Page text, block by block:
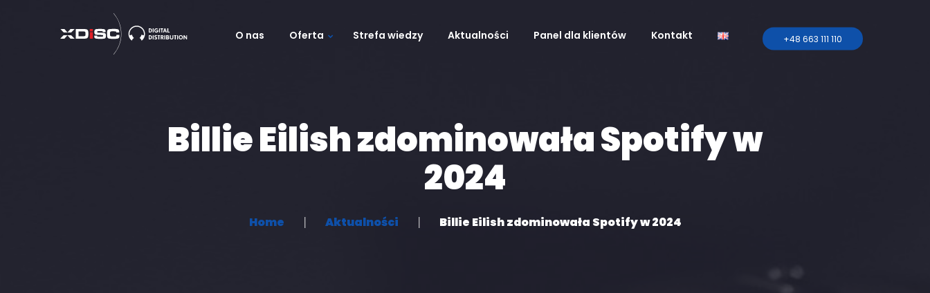
O nas Oferta Strefa wiedzy Aktualności Panel dla klientów Kontakt +48 663 111 110
Billie Eilish zdominowała Spotify w
2024
Home Aktualności Billie Eilish zdominowała Spotify w 2024